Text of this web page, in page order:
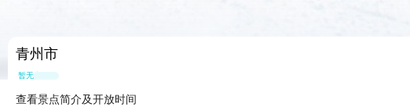
青州市
暂无点评
查看景点简介及开放时间